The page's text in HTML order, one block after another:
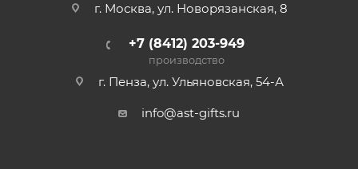
г. Москва, ул. Новорязанская, 8
+7 (8412) 203-949
производство
г. Пенза, ул. Ульяновская, 54-А
info@ast-gifts.ru